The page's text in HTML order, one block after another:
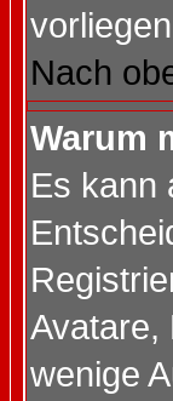
Nach
Warum
Es kann
Avatare,
wenige